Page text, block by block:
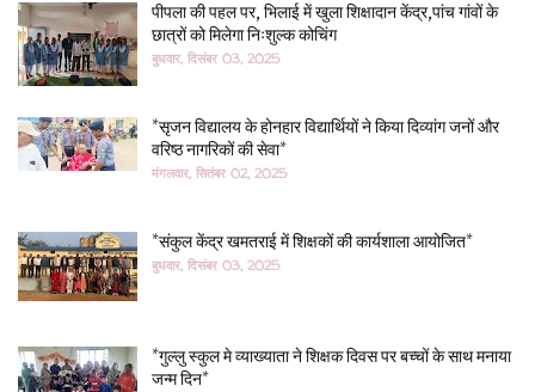
पीपला की पहल पर, भिलाई में खुला शिक्षादान केंद्र,पांच गांवों के
छात्रों को मिलेगा निःशुल्क कोचिंग
बुधवार, दिसंबर 03, 2025
*सृजन विद्यालय के होनहार विद्यार्थियों ने किया दिव्यांग जनों और
वरिष्ठ नागरिकों की सेवा*
मंगलवार, सितंबर 02, 2025
*संकुल केंद्र खमतराई में शिक्षकों की कार्यशाला आयोजित*
बुधवार, दिसंबर 03, 2025
*गुल्लु स्कुल मे व्याख्याता ने शिक्षक दिवस पर बच्चों के साथ मनाया
जन्म दिन*